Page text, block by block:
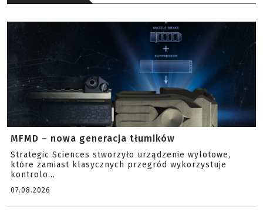
MFMD – nowa generacja tłumików
Strategic Sciences stworzyło urządzenie wylotowe,
które zamiast klasycznych przegród wykorzystuje
kontrolo...
07.08.2026